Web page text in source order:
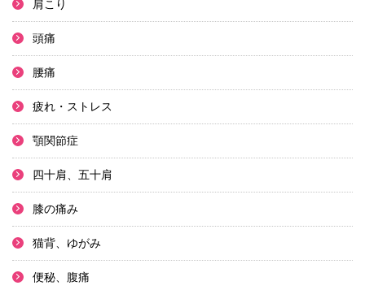
肩こり
頭痛
腰痛
疲れ・ストレス
顎関節症
四十肩、五十肩
膝の痛み
猫背、ゆがみ
便秘、腹痛